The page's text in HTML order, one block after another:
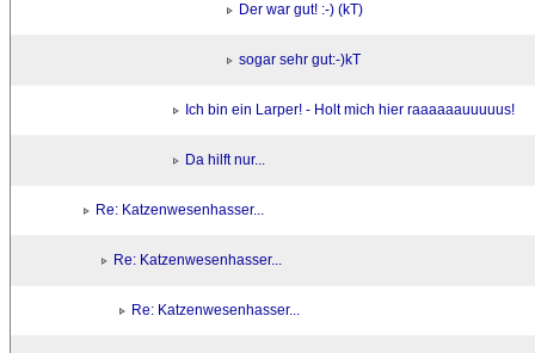
Der war gut! :-) (kT)
sogar sehr gut:-)kT
Ich bin ein Larper! - Holt mich hier raaaaaauuuuus!
Da hilft nur...
Re: Katzenwesenhasser...
Re: Katzenwesenhasser...
Re: Katzenwesenhasser...